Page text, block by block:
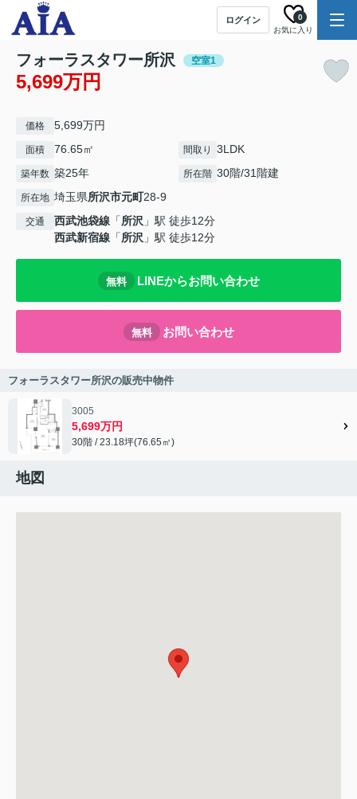
ログイン
お気に入り
0
フォーラスタワー所沢 空室1
5,699万円
価格 5,699万円
面積 76.65㎡ 間取り 3LDK
築年数 築25年 所在階 30階/31階建
所在地 埼玉県所沢市元町28-9
交通 西武池袋線 「所沢 」駅 徒歩12分
西武新宿線 「所沢 」駅 徒歩12分
無料 LINEからお問い合わせ
無料 お問い合わせ
フォーラスタワー所沢の販売中物件
3005
5,699万円
30階 / 23.18坪(76.65㎡)
地図